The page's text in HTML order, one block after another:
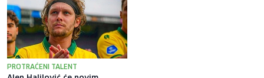
PROTRAĆENI TALENT